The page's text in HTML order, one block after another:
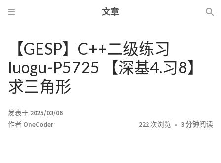
文章
【GESP】C++二级练习
luogu-P5725 【深基4.习8】
求三角形
发表于 2025/03/06
作者 OneCoder 222次浏览 3 分钟阅读